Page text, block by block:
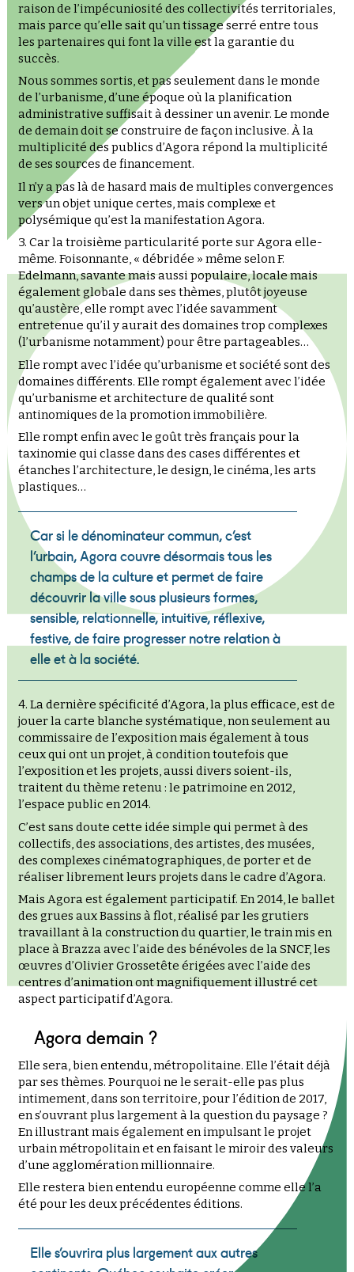
raison de l’impécuniosité des collectivités territoriales,
mais parce qu’elle sait qu’un tissage serré entre tous
les partenaires qui font la ville est la garantie du
succès.
Nous sommes sortis, et pas seulement dans le monde
de l’urbanisme, d’une époque où la planification
administrative suffisait à dessiner un avenir. Le monde
de demain doit se construire de façon inclusive. À la
multiplicité des publics d’Agora répond la multiplicité
de ses sources de financement.
Il n’y a pas là de hasard mais de multiples convergences
vers un objet unique certes, mais complexe et
polysémique qu’est la manifestation Agora.
3. Car la troisième particularité porte sur Agora elle-
même. Foisonnante, « débridée » même selon F.
Edelmann, savante mais aussi populaire, locale mais
également globale dans ses thèmes, plutôt joyeuse
qu’austère, elle rompt avec l’idée savamment
entretenue qu’il y aurait des domaines trop complexes
(l’urbanisme notamment) pour être partageables…
Elle rompt avec l’idée qu’urbanisme et société sont des
domaines différents. Elle rompt également avec l’idée
qu’urbanisme et architecture de qualité sont
antinomiques de la promotion immobilière.
Elle rompt enfin avec le goût très français pour la
taxinomie qui classe dans des cases différentes et
étanches l’architecture, le design, le cinéma, les arts
plastiques…
Car si le dénominateur commun, c’est
l’urbain, Agora couvre désormais tous les
champs de la culture et permet de faire
découvrir la ville sous plusieurs formes,
sensible, relationnelle, intuitive, réflexive,
festive, de faire progresser notre relation à
elle et à la société.
4. La dernière spécificité d’Agora, la plus efficace, est de
jouer la carte blanche systématique, non seulement au
commissaire de l’exposition mais également à tous
ceux qui ont un projet, à condition toutefois que
l’exposition et les projets, aussi divers soient-ils,
traitent du thème retenu : le patrimoine en 2012,
l’espace public en 2014.
C’est sans doute cette idée simple qui permet à des
collectifs, des associations, des artistes, des musées,
des complexes cinématographiques, de porter et de
réaliser librement leurs projets dans le cadre d’Agora.
Mais Agora est également participatif. En 2014, le ballet
des grues aux Bassins à flot, réalisé par les grutiers
travaillant à la construction du quartier, le train mis en
place à Brazza avec l’aide des bénévoles de la SNCF, les
œuvres d’Olivier Grossetête érigées avec l’aide des
centres d’animation ont magnifiquement illustré cet
aspect participatif d’Agora.
Agora demain ?
Elle sera, bien entendu, métropolitaine. Elle l’était déjà
par ses thèmes. Pourquoi ne le serait-elle pas plus
intimement, dans son territoire, pour l’édition de 2017,
en s’ouvrant plus largement à la question du paysage ?
En illustrant mais également en impulsant le projet
urbain métropolitain et en faisant le miroir des valeurs
d’une agglomération millionnaire.
Elle restera bien entendu européenne comme elle l’a
été pour les deux précédentes éditions.
Elle s’ouvrira plus largement aux autres